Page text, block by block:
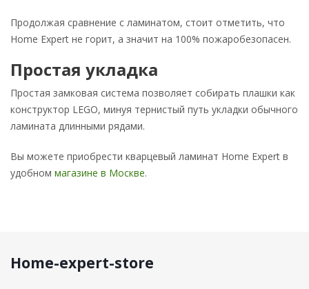
Продолжая сравнение с ламинатом, стоит отметить, что
Home Expert не горит, а значит на 100% пожаробезопасен.
Простая укладка
Простая замковая система позволяет собирать плашки как
конструктор LEGO, минуя тернистый путь укладки обычного
ламината длинными рядами.
Вы можете приобрести кварцевый ламинат Home Expert в
удобном магазине в Москве.
Нome-expert-store